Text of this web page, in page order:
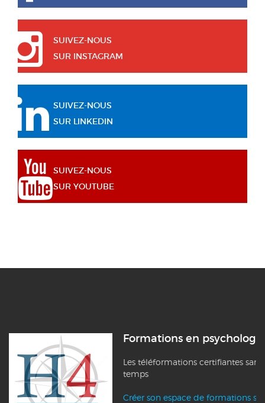
SUIVEZ-NOUS
SUR INSTAGRAM
SUIVEZ-NOUS
SUR LINKEDIN
SUIVEZ-NOUS
SUR YOUTUBE
Formations en psychologie
Les téléformations certifiantes
temps
Créer son espace de formations